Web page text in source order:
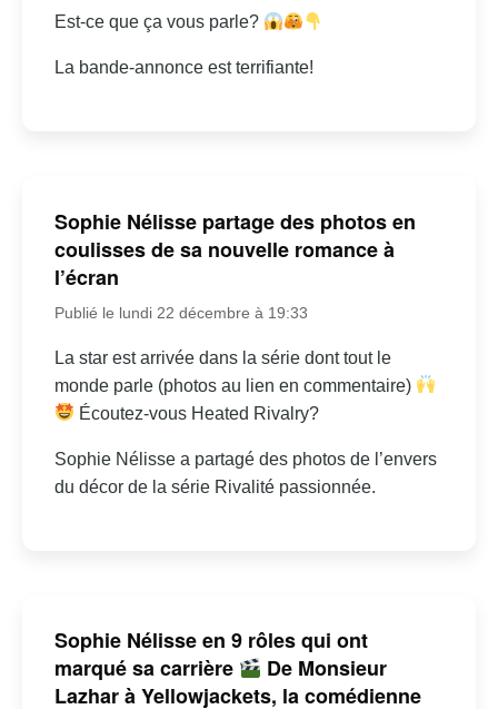
Est-ce que ça vous parle?
La bande-annonce est terrifiante!
Sophie Nélisse partage des photos en
coulisses de sa nouvelle romance à
l’écran
Publié le lundi 22 décembre à 19:33
La star est arrivée dans la série dont tout le
monde parle (photos au lien en commentaire)
Écoutez-vous Heated Rivalry?
Sophie Nélisse a partagé des photos de l’envers
du décor de la série Rivalité passionnée.
Sophie Nélisse en 9 rôles qui ont
marqué sa carrière
De Monsieur
Lazhar à Yellowjackets, la comédienne